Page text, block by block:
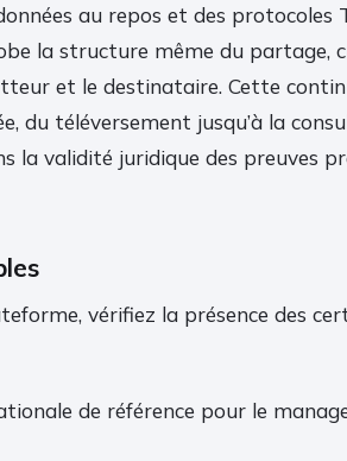
au repos et des protocoles
la structure même du partage,
et le destinataire. Cette
du téléversement jusqu’à la
validité juridique des preuves
vérifiez la présence des
de référence pour le